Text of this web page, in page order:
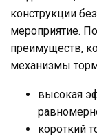
конструкции
мероприятие.
преимуществ,
механизмы
высокая
короткий